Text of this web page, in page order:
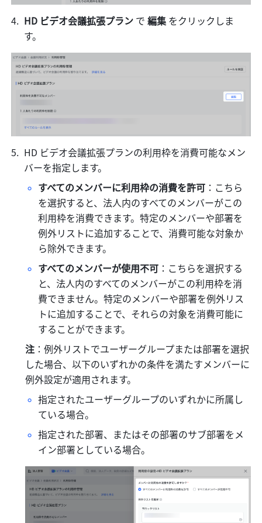
HD ビデオ会議拡張プラン で 編集 をクリックしま
す。
HD ビデオ会議拡張プランの利用枠を消費可能なメン
バーを指定します。
すべてのメンバーに利用枠の消費を許可 ：こちら
を選択すると、法人内のすべてのメンバーがこの
利用枠を消費できます。特定のメンバーや部署を
例外リストに追加することで、消費可能な対象か
ら除外できます。
すべてのメンバーが使用不可 ：こちらを選択する
と、法人内のすべてのメンバーがこの利用枠を消
費できません。特定のメンバーや部署を例外リス
トに追加することで、それらの対象を消費可能に
することができます。
注 ：例外リストでユーザーグループまたは部署を選択
した場合、以下のいずれかの条件を満たすメンバーに
例外設定が適用されます。
指定されたユーザーグループのいずれかに所属し
ている場合。
指定された部署、またはその部署のサブ部署をメ
イン部署としている場合。